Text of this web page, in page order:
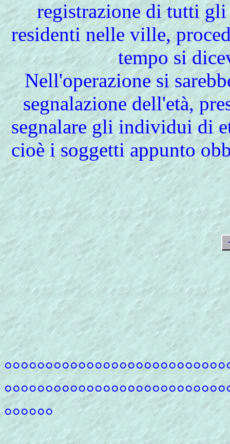
registrazione di tutti
residenti nelle ville,
tempo si
Nell'operazione si
segnalazione dell'età,
segnalare gli individui di
cioè i soggetti appunto
°°°°°°